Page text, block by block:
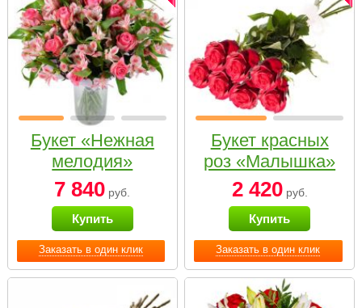
Заказать в один клик
Букет «Нежная
мелодия»
7 840 руб.
Купить
Заказать в один клик
Букет красных
роз «Малышка»
2 420руб.
Купить